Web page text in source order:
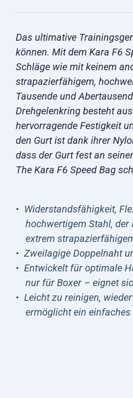
Das ultimative
können. Mit dem Kara F6
Schläge wie mit keinem
strapazierfähigem,
Tausende und
Drehgelenkring besteht
hervorragende Festigkeit
den Gurt ist dank ihrer
dass der Gurt fest an
The Kara F6 Speed Bag
Widerstandsfähigkeit,
hochwertigem Stahl,
extrem
Zweilagige Doppelnaht
Entwickelt für optimale
nur für Boxer – eignet
Leicht zu reinigen,
ermöglicht ein